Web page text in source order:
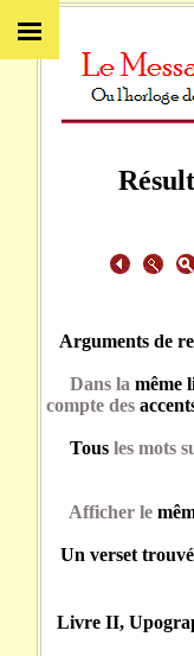
Arguments de
Dans la même
compte des
Tous les mots
Afficher le
Un verset
Livre II,